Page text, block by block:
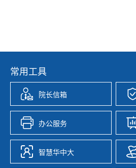
常用工具
院长信箱
办公服务
智慧华中大